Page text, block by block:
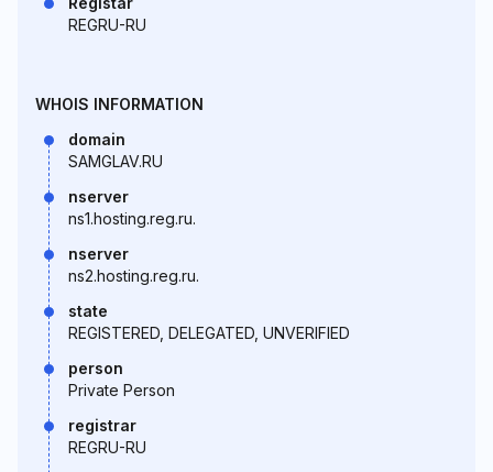
REGRU-RU
WHOIS INFORMATION
domain
SAMGLAV.RU
nserver
ns1.hosting.reg.ru.
nserver
ns2.hosting.reg.ru.
state
REGISTERED, DELEGATED, UNVERIFIED
person
Private Person
registrar
REGRU-RU